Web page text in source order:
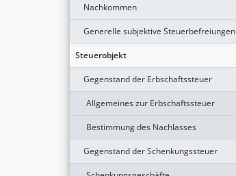
Nachkommen
Generelle subjektive Steuerbefreiungen
Steuerobjekt
Gegenstand der Erbschaftssteuer
Allgemeines zur Erbschaftssteuer
Bestimmung des Nachlasses
Gegenstand der Schenkungssteuer